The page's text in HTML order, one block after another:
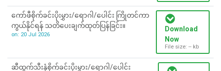
ကော်ဖီစိုက်ခင်းပိုးမွှား/ရောဂါ/ပေါင်း ကြိုတင်ကာ
ကွယ်နိုင်ရန် သတိပေးချက်ထုတ်ပြန်ခြင်း။
on: 20 Jul 2026
Download
Now
File size: -- kb
ဆီထွက်သီးနှံစိုက်ခင်းပိုးမွှား/ရောဂါ/ပေါင်း